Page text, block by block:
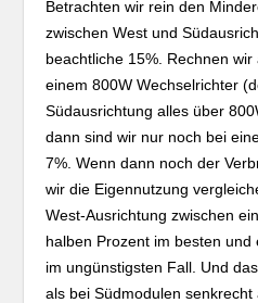
Betrachten wir rein den
zwischen West und
beachtliche 15%. Rechnen
einem 800W Wechselrichter
Südausrichtung alles über
dann sind wir nur noch bei
7%. Wenn dann noch der
wir die Eigennutzung
West-Ausrichtung zwischen
halben Prozent im besten
im ungünstigsten Fall. Und
als bei Südmodulen senkrecht